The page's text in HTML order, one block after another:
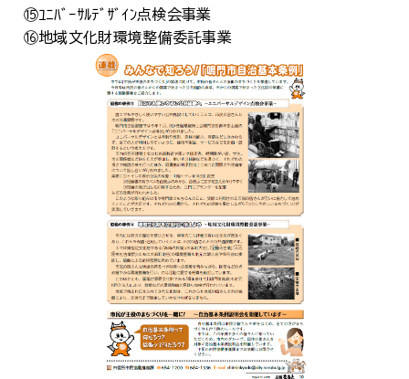
⑮ﾕﾆﾊﾞｰｻﾙﾃﾞｻﾞｲﾝ点検会事業
⑯地域文化財環境整備委託事業